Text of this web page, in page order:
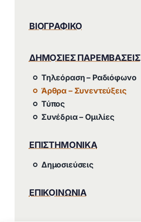
ΒΙΟΓΡΑΦΙΚΟ
ΔΗΜΟΣΙΕΣ ΠΑΡΕΜΒΑΣΕΙΣ
Τηλεόραση – Ραδιόφωνο
Άρθρα – Συνεντεύξεις
Τύπος
Συνέδρια – Ομιλίες
ΕΠΙΣΤΗΜΟΝΙΚΑ
Δημοσιεύσεις
ΕΠΙΚΟΙΝΩΝΙΑ